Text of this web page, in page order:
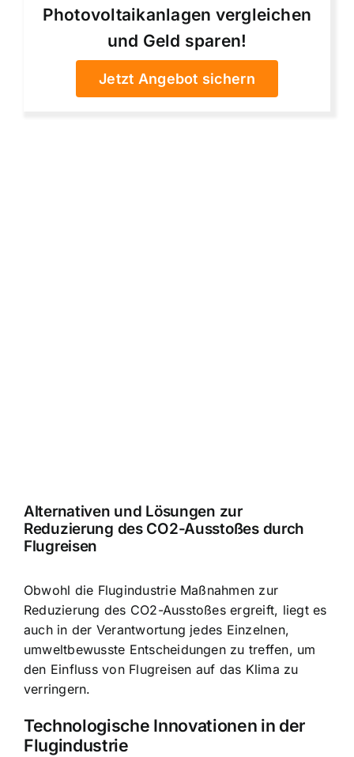
Photovoltaikanlagen vergleichen
und Geld sparen!
Jetzt Angebot sichern
Alternativen und Lösungen zur
Reduzierung des CO2-Ausstoßes durch
Flugreisen
Obwohl die Flugindustrie Maßnahmen zur
Reduzierung des CO2-Ausstoßesergreift, liegt es
auch in der Verantwortung jedes Einzelnen,
umweltbewusste Entscheidungen zu treffen, um
den Einfluss von Flugreisen auf das Klima zu
verringern.
Technologische Innovationen in der
Flugindustrie